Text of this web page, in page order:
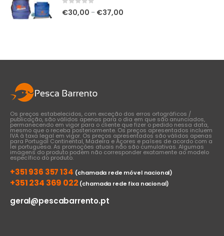
0out of 5
€30,00 – €37,00
Os preços estabelecidos, com exceção dos erros ortográficos /
publicação, são válidos apenas para o dia em que são anunciados,
permanecendo em vigor para o cliente que fizer o pedido nessa data,
mesmo que o receba posteriormente. Os preços apresentados incluem
IVA à taxa legal em vigor. Os preços apresentados são válidos apenas
para Portugal Continental, Madeira e Açores e países de acordo com a
lei portuguesa. As promoções atuais não são cumulativas. Algumas
imagens do produto podem não corresponder exatamente ao modelo
específico do produto.
+351 936 357 134 (chamada rede móvel nacional)
+351 234 369 022 (chamada rede fixa nacional)
geral@pescabarrento.pt